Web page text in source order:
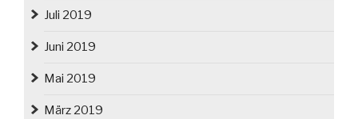
Juli 2019
Juni 2019
Mai 2019
März 2019